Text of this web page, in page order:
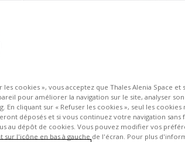
les cookies », vous acceptez que Thales Alenia Space
pour améliorer la navigation sur le site, analyser
En cliquant sur « Refuser les cookies », seul les cookies
déposés et si vous continuez votre navigation sans
au dépôt de cookies. Vous pouvez modifier vos
sur l'icône en bas à gauche de l'écran. Pour plus